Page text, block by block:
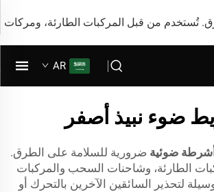
تُستخدم من قبل المركبات الطارئة، ومركات
AR
ضوء نبيذ أصفر
أشرطة ضوئية ضرورية للسلامة على الطرق.
الطارئة، وشاحنات السحب والمركبات
لتحذير السائقين الآخرين بالتحرك أو